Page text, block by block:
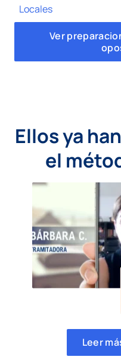
Locales
Ver
Ellos ya
el
Leer